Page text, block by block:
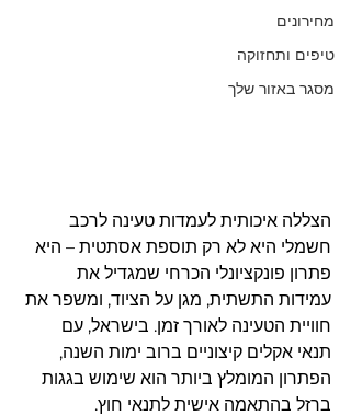
מחירונים
טיפים ותחזוקה
מסגר באזור שלך
הצללה איכותית לעמדות טעינה לרכב
חשמלי היא לא רק תוספת אסתטית – היא
פתרון פונקציונלי הכרחי שמגדיל את
עמידות התשתית, מגן על הציוד, ומשפר את
חוויית הטעינה לאורך זמן. בישראל, עם
תנאי אקלים קיצוניים ברוב ימות השנה,
הפתרון המומלץ ביותר הוא שימוש בגגות
ברזל בהתאמה אישית לתנאי חוץ.